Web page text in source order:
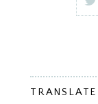
TRANSLATE